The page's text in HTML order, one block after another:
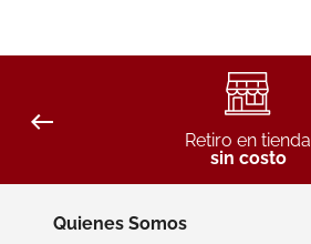
Retiro en tienda
sin costo
Quienes Somos